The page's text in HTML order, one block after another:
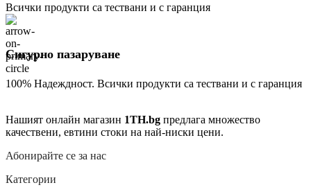
Всички продукти са тествани и с гаранция
Сигурно пазаруване
100% Надеждност. Всички продукти са тествани и с гаранция
Нашият онлайн магазин 1TH.bg предлага множество
качествени, евтини стоки на най-ниски цени.
Абонирайте се за нас
Категории